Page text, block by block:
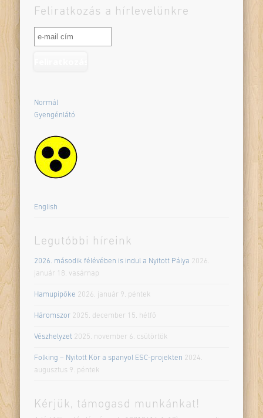
Feliratkozás a hírlevelünkre
Normál
Gyengénlátó
English
Legutóbbi híreink
2026. második félévében is indul a Nyitott Pálya 2026.
január 18. vasárnap
Hamupipőke 2026. január 9. péntek
Háromszor 2025. december 15. hétfő
Vészhelyzet 2025. november 6. csütörtök
Folking – Nyitott Kör a spanyol ESC-projekten 2024.
augusztus 9. péntek
Kérjük, támogasd munkánkat!